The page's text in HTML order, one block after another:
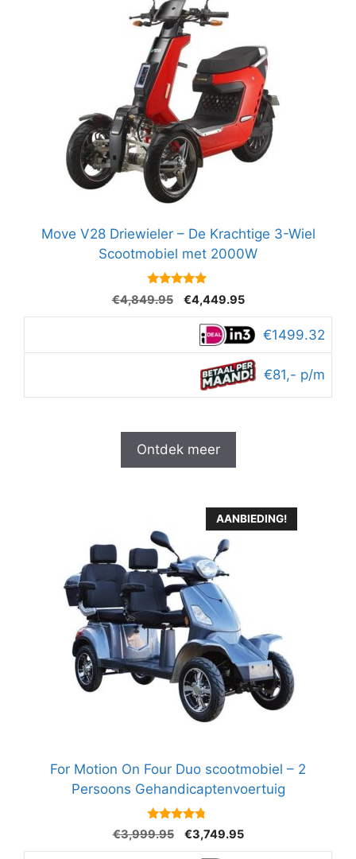
Move V28 Driewieler – De Krachtige 3-Wiel
Scootmobiel met 2000W
van 5
€4,849.95
Oorspronkelijke
prijs
was:
€4,849.95.
€4,449.95Huidige
prijs
is:
€4,449.95.
€1499.32
€81,- p/m
Ontdek meer
AANBIEDING!
For Motion On Four Duo scootmobiel – 2
Persoons Gehandicaptenvoertuig
4.6
van 5
€3,999.95
Oorspronkelijke
prijs
€3,749.95Huidige
prijs